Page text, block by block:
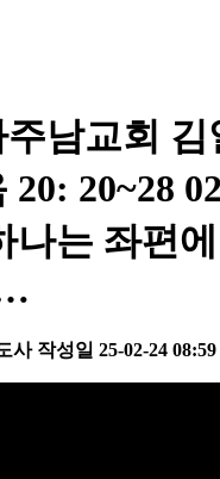
남교회 김
20: 20~28
나는 좌편
사 작성일 25-02-24 08:59